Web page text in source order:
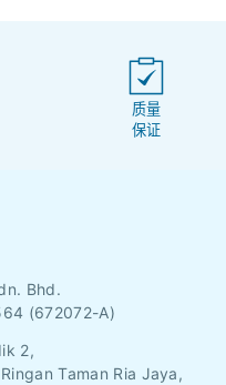
质量
保证
Bhd.
(672072-A)
2,
Taman Ria Jaya,